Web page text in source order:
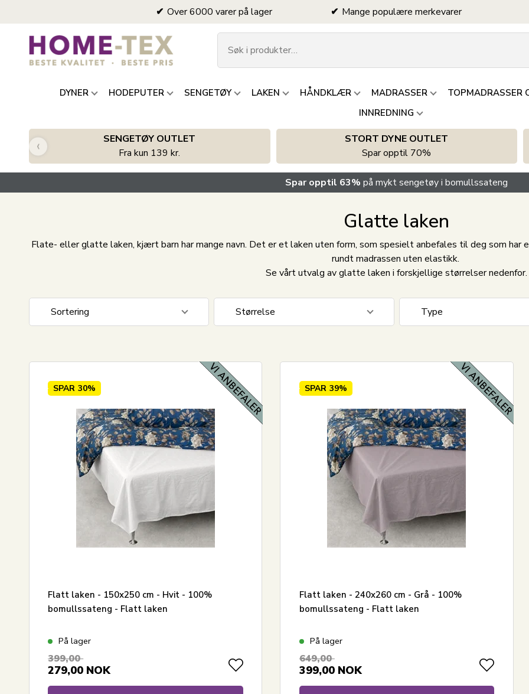
Over 6000 varer på lager Mange populære merkevarer
DYNER HODEPUTER SENGETØY LAKEN HÅNDKLÆR MADRASSER TOPMADRASSER
INNREDNING
SENGETØY OUTLET
Fra kun 139 kr.
STORT DYNE OUTLET
Spar opptil 70%
‹
Spar opptil 63%på mykt sengetøy i bomullssateng
Glatte laken
Flate- eller glatte laken, kjært barn har mange navn. Det er et laken uten form, som spesielt anbefales til deg som har
rundt madrassen uten elastikk.
Se vårt utvalg av glatte laken i forskjellige størrelser nedenfor.
Sortering
Nyeste
Mest solgt
Største besparelse
Størrelse
Type
SPAR 30%
Flatt laken - 150x250 cm - Hvit - 100%
bomullssateng - Flatt laken
På lager
399,00
279,00 NOK
SPAR 39%
Flatt laken - 240x260 cm - Grå - 100%
bomullssateng - Flatt laken
På lager
649,00
399,00 NOK